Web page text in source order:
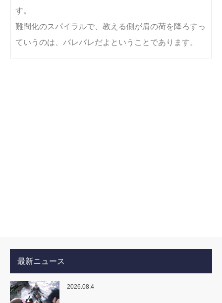
す。
難問化のスパイラルで、教える側が肩の荷を降ろすっ
ていうのは、バレバレだよということであります。
最新ニュース
2026.08.4